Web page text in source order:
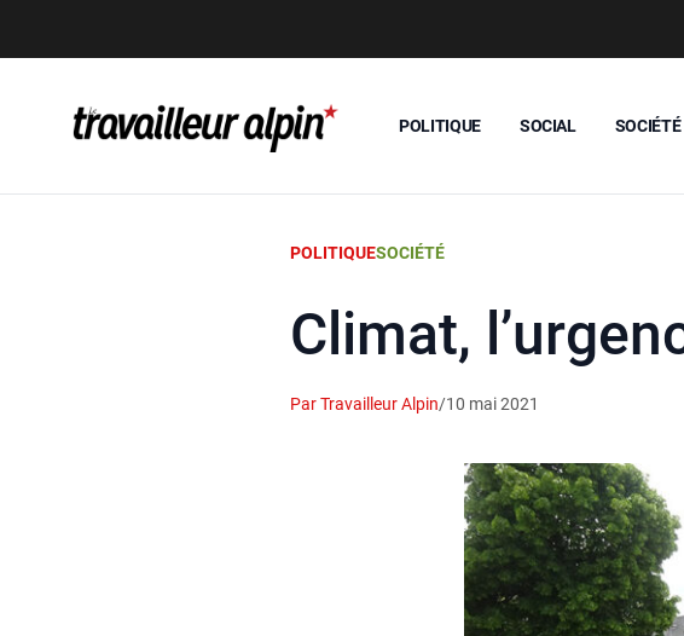
POLITIQUE SOCIAL SOCIÉTÉ
POLITIQUESOCIÉTÉ
Climat,
Par Travailleur Alpin/10 mai 2021